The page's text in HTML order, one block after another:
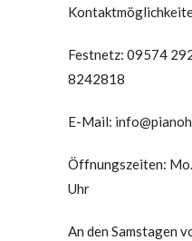
Festnetz: 09574
8242818
E-Mail:
Öffnungszeiten:
Uhr
An den Samstagen